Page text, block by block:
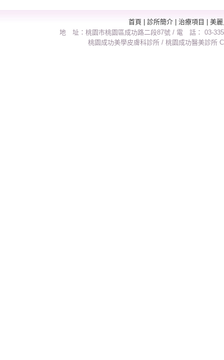
首頁 |診所簡介 |治療項目 |美
地 址：桃園市桃園區成功路二段87號 / 電 話： 03-
桃園成功美學皮膚科診所 / 桃園成功醫美診